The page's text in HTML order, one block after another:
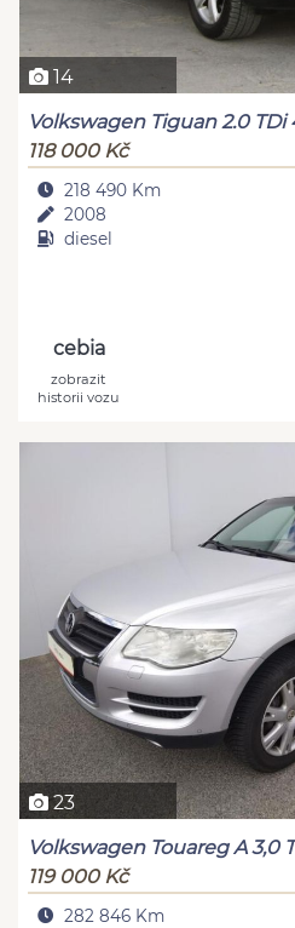
14
Volkswagen Tiguan 2.0 TDi
118 000 Kč
218 490 Km
2008
diesel
cebia
zobrazit
historii vozu
23
Volkswagen Touareg A 3,0
119 000 Kč
282 846 Km